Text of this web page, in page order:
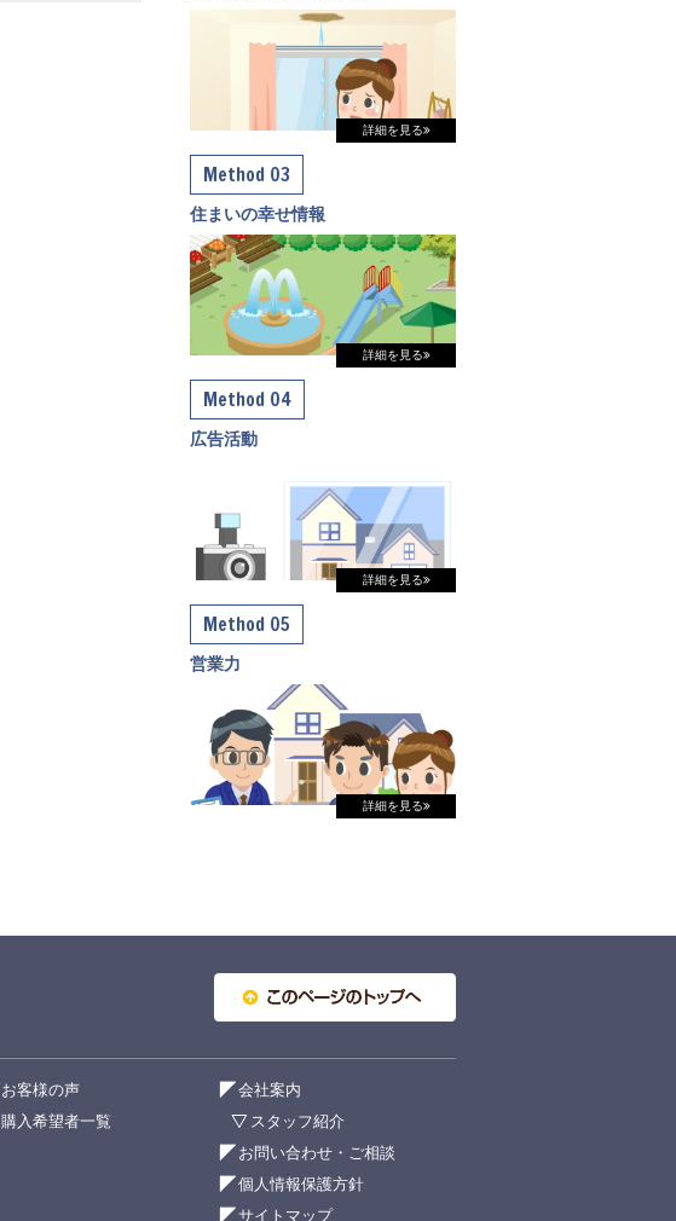
詳細を見る
Method 03
住まいの幸せ情報
詳細を見る
Method 04
広告活動
詳細を見る
Method 05
営業力
詳細を見る
お客様の声
購入希望者一覧
会社案内
スタッフ紹介
お問い合わせ・ご相談
個人情報保護方針
サイトマップ